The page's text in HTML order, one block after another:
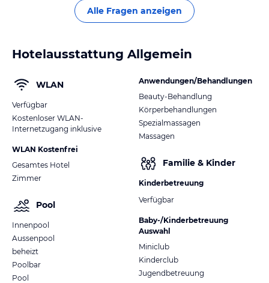
Alle Fragen anzeigen
Hotelausstattung Allgemein
WLAN
Verfügbar
Kostenloser WLAN-
Internetzugang inklusive
WLAN Kostenfrei
Gesamtes Hotel
Zimmer
Pool
Innenpool
Aussenpool
beheizt
Poolbar
Pool
Anwendungen/Behandlungen
Beauty-Behandlung
Körperbehandlungen
Spezialmassagen
Massagen
Familie & Kinder
Kinderbetreuung
Verfügbar
Baby-/Kinderbetreuung
Auswahl
Miniclub
Kinderclub
Jugendbetreuung